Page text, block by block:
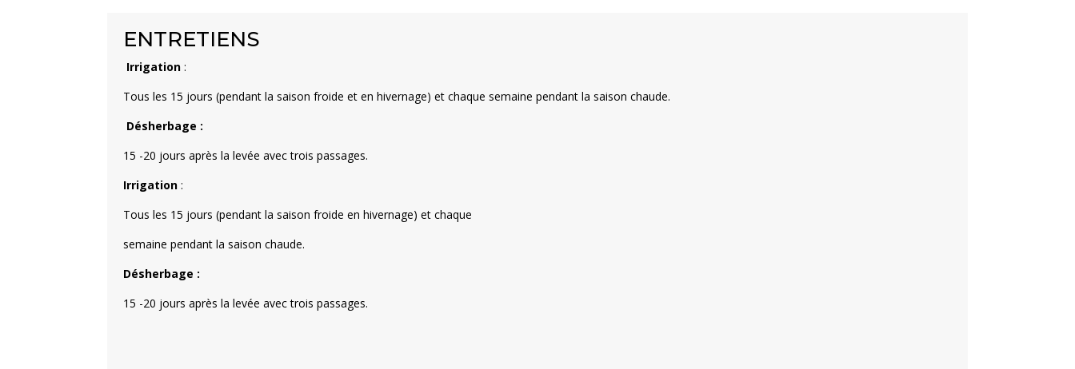
ENTRETIENS
Irrigation :
Tous les 15 jours (pendant la saison froide et en hivernage) et chaque semaine pendant la saison chaude.
Désherbage :
15 -20 jours après la levée avec trois passages.
Irrigation :
Tous les 15 jours (pendant la saison froide en hivernage) et chaque
semaine pendant la saison chaude.
Désherbage :
15 -20 jours après la levée avec trois passages.